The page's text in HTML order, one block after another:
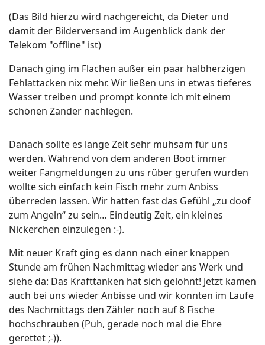
(Das Bild hierzu wird nachgereicht, da Dieter und
damit der Bilderversand im Augenblick dank der
Telekom "offline" ist)
Danach ging im Flachen außer ein paar halbherzigen
Fehlattacken nix mehr. Wir ließen uns in etwas tieferes
Wasser treiben und prompt konnte ich mit einem
schönen Zander nachlegen.
Danach sollte es lange Zeit sehr mühsam für uns
werden. Während von dem anderen Boot immer
weiter Fangmeldungen zu uns rüber gerufen wurden
wollte sich einfach kein Fisch mehr zum Anbiss
überreden lassen. Wir hatten fast das Gefühl „zu doof
zum Angeln“ zu sein… Eindeutig Zeit, ein kleines
Nickerchen einzulegen :-).
Mit neuer Kraft ging es dann nach einer knappen
Stunde am frühen Nachmittag wieder ans Werk und
siehe da: Das Krafttanken hat sich gelohnt! Jetzt kamen
auch bei uns wieder Anbisse und wir konnten im Laufe
des Nachmittags den Zähler noch auf 8 Fische
hochschrauben (Puh, gerade noch mal die Ehre
gerettet ;-)).